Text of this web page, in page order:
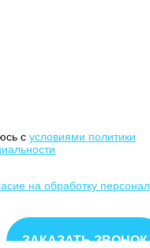
с условиями политики
на обработку
ЗАКАЗАТЬ ЗВОНОК